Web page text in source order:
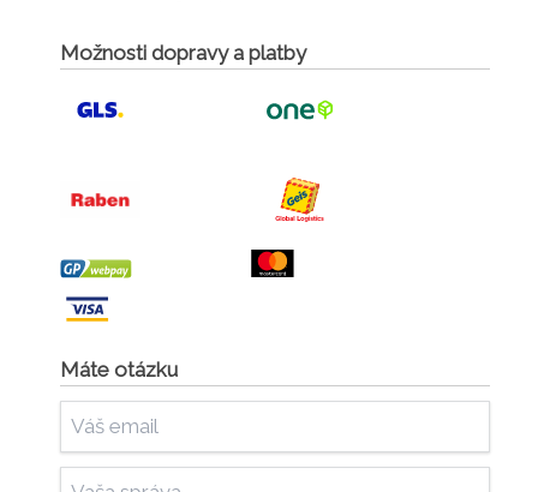
Možnosti dopravy a platby
Máte otázku